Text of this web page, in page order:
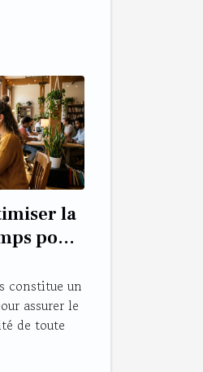
la
pour
?
constitue un
assurer le
de toute